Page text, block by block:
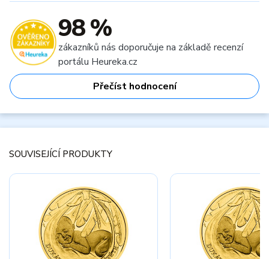
98 %
zákazníků nás doporučuje na základě recenzí
portálu Heureka.cz
Přečíst hodnocení
SOUVISEJÍCÍ PRODUKTY